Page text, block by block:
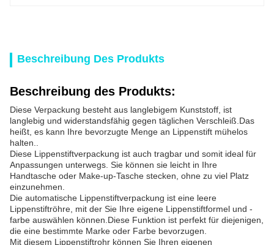
Beschreibung Des Produkts
Beschreibung des Produkts:
Diese Verpackung besteht aus langlebigem Kunststoff, ist
langlebig und widerstandsfähig gegen täglichen Verschleiß.Das
heißt, es kann Ihre bevorzugte Menge an Lippenstift mühelos
halten..
Diese Lippenstiftverpackung ist auch tragbar und somit ideal für
Anpassungen unterwegs. Sie können sie leicht in Ihre
Handtasche oder Make-up-Tasche stecken, ohne zu viel Platz
einzunehmen.
Die automatische Lippenstiftverpackung ist eine leere
Lippenstiftröhre, mit der Sie Ihre eigene Lippenstiftformel und -
farbe auswählen können.Diese Funktion ist perfekt für diejenigen,
die eine bestimmte Marke oder Farbe bevorzugen.
Mit diesem Lippenstiftrohr können Sie Ihren eigenen